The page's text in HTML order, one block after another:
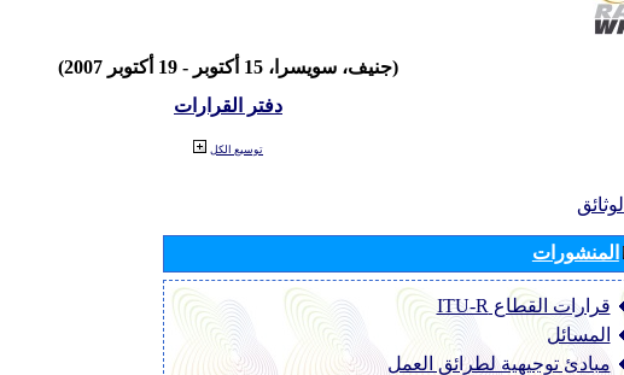
(جنيف، سويسرا، 15 أكتوبر - 19 أكتوبر 2007)
دفتر القرارات
توسيع الكل
الوثائق
المنشورات
قرارات القطاع ‏ITU-R
المسائل
مبادئ توجيهية لطرائق العمل